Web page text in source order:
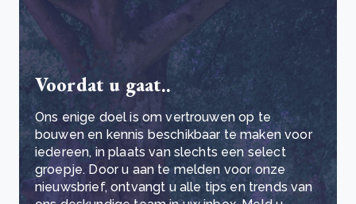
Voordat u gaat..
Ons enige doel is om vertrouwen op te
bouwen en kennis beschikbaar te maken voor
iedereen, in plaats van slechts een select
groepje. Door u aan te melden voor onze
nieuwsbrief, ontvangt u alle tips en trends van